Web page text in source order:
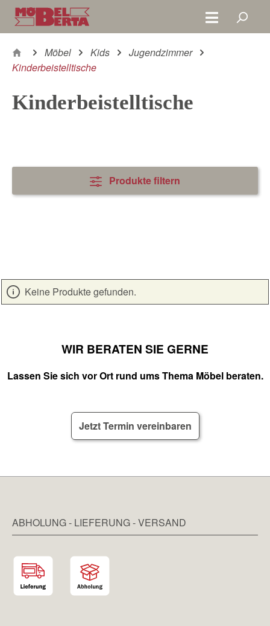
Zum Hauptinhalt springen
Möbel Kids
Jugendzimmer
Kinderbeistelltische
Kinderbeistelltische
Produkte filtern
Keine Produkte gefunden.
WIR BERATEN SIE GERNE
Lassen Sie sich vor Ort rund ums Thema Möbel beraten.
Jetzt Termin vereinbaren
ABHOLUNG - LIEFERUNG - VERSAND